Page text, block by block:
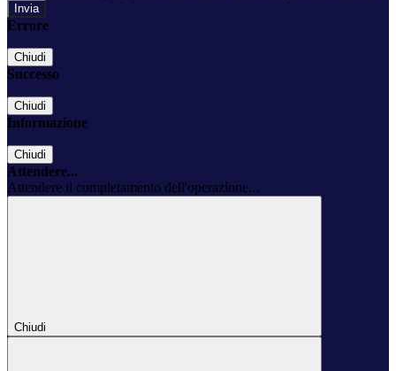
Errore
Chiudi
Successo
Chiudi
Informazione
Chiudi
Attendere...
Attendere il completamento dell'operazione...
Chiudi